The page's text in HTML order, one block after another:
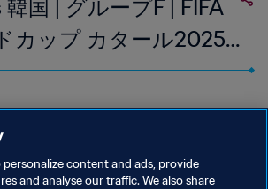
国 | グループF | FIFA
カップ カタール2025 |
間16:00よりドーハのアスパイア・ゾーンで
国戦のハイライトを視聴
personalize content and ads, provide
and analyse our traffic. We also share